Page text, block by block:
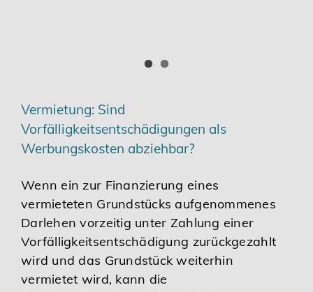
Digitalisierung | Steuerberatung
Karriere
Services
Vermietung: Sind
Vorfälligkeitsentschädigungen als
Werbungskosten abziehbar?
Wenn ein zur Finanzierung eines
vermieteten Grundstücks aufgenommenes
Darlehen vorzeitig unter Zahlung einer
Vorfälligkeitsentschädigung zurückgezahlt
wird und das Grundstück weiterhin
vermietet wird, kann die